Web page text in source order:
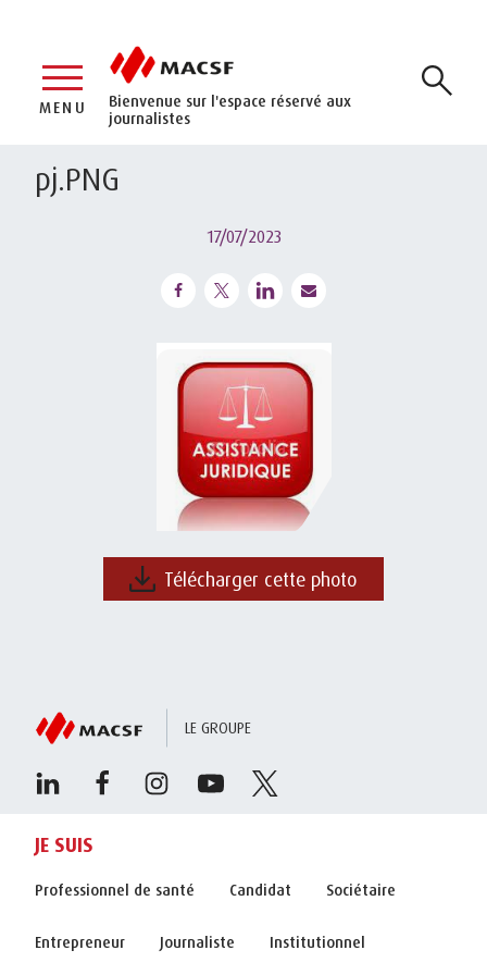
Bienvenue sur l'espace réservé aux
journalistes
MENU
pj.PNG
17/07/2023
Télécharger cette photo
LE GROUPE
JE SUIS
Professionnel de santé Candidat Sociétaire
Entrepreneur Journaliste Institutionnel